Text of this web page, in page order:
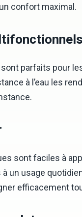
confort maximal.
parfaits pour
à l’eau les
sont faciles à
un usage
efficacement